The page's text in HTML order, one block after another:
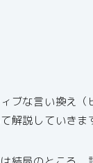
ブな言い換え
解説していきま